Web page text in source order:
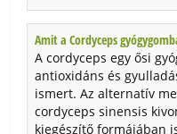
Super Cordyceps
A Super Cordyceps
Mushroom Wisdom
mivel a készítmény a
törzset, a tibeti CS-4
aktív komponenseket,
kutatások támasztják
immunrendszer
egészséges
- az amerikai orvosok
Mushroom Wisdom
Amit a Cordyceps
A cordyceps egy ősi
antioxidáns és
ismert. Az alternatív
cordyceps sinensis
kiegészítő formájában